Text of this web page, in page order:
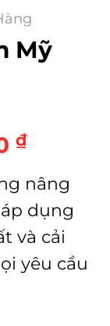
Mỹ
₫.
₫Giá
tại
là:
nâng
dụng
và cải
yêu cầu